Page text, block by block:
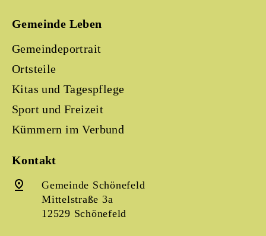
Gemeinde Leben
Gemeindeportrait
Ortsteile
Kitas und Tagespflege
Sport und Freizeit
Kümmern im Verbund
Kontakt
Gemeinde Schönefeld
Mittelstraße 3a
12529 Schönefeld